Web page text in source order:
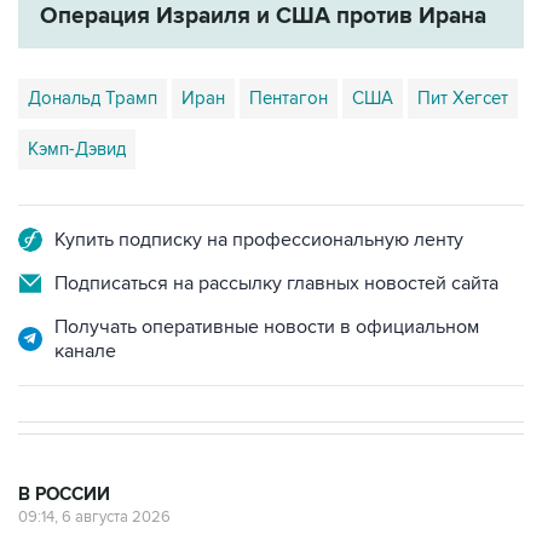
Операция Израиля и США против Ирана
Дональд Трамп Иран Пентагон США Пит Хегсет
Кэмп-Дэвид
Купить подписку на профессиональную ленту
Подписаться на рассылку главных новостей сайта
Получать оперативные новости в официальном
канале
В РОССИИ
09:14, 6 августа 2026